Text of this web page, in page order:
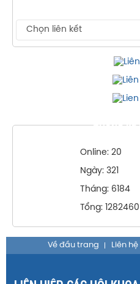
THỐNG KÊ
Online: 20
Ngày: 321
Tháng: 6184
Tổng: 1282460
Về đầu trang Liên hệ